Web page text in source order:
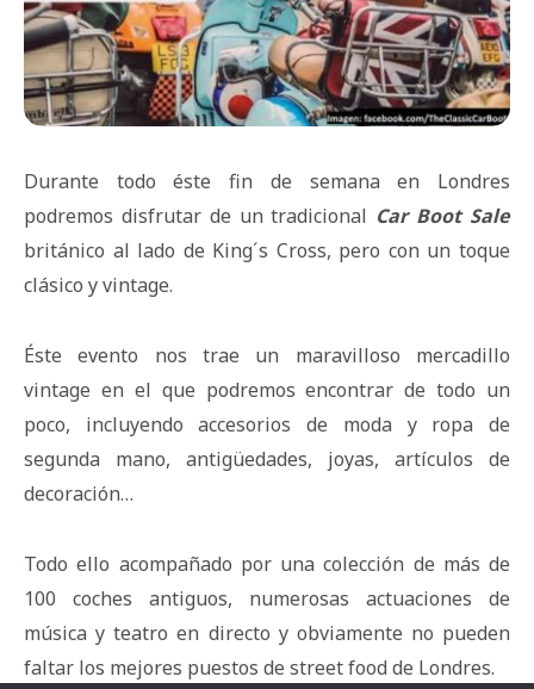
Durante todo éste fin de semana en Londres
podremos disfrutar de un tradicional Car Boot Sale
británico al lado de King´s Cross, pero con un toque
clásico y vintage.
Éste evento nos trae un maravilloso mercadillo
vintage en el que podremos encontrar de todo un
poco, incluyendo accesorios de moda y ropa de
segunda mano, antigüedades, joyas, artículos de
decoración…
Todo ello acompañado por una colección de más de
100 coches antiguos, numerosas actuaciones de
música y teatro en directo y obviamente no pueden
faltar los mejores puestos de street food de Londres.